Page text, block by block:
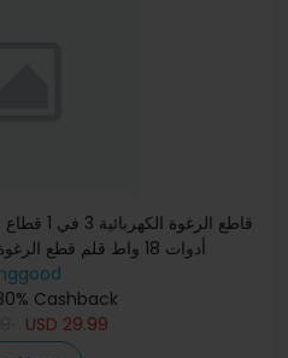
قاطع
أدوات 18 واط قلم قطع الرغوة مع محول جهد إلكتروني
Cashback
USD 29.99